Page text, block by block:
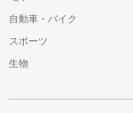
自動車・バイク
スポーツ
生物